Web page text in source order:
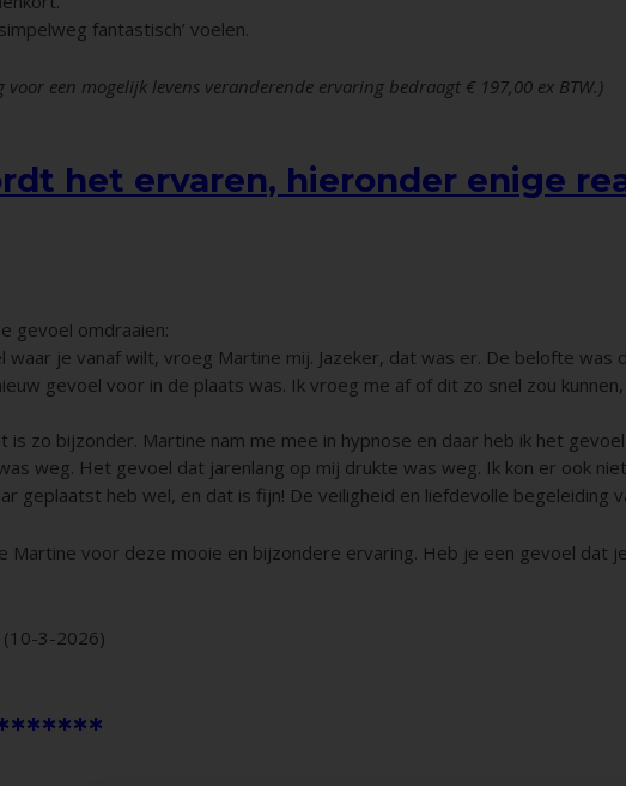
fantastisch’ voelen.
voor een mogelijk levens veranderende ervaring bedraagt € 197,00 ex BTW.)
het ervaren, hieronder enige
gevoel omdraaien:
waar je vanaf wilt, vroeg Martine mij. Jazeker, dat was er. De belofte
gevoel voor in de plaats was. Ik vroeg me af of dit zo snel zou
is zo bijzonder. Martine nam me mee in hypnose en daar heb ik het
weg. Het gevoel dat jarenlang op mij drukte was weg. Ik kon er ook
geplaatst heb wel, en dat is fijn! De veiligheid en liefdevolle begeleiding
Martine voor deze mooie en bijzondere ervaring. Heb je een gevoel dat
(10-3-2026)